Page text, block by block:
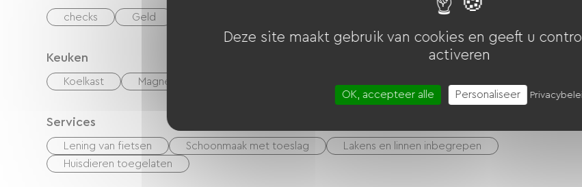
checks Geld
Keuken
Koelkast Magnetron
Services
Lening van fietsen Schoonmaak met toeslag
Lakens en linnen inbegrepen
Huisdieren toegelaten
Deze site maakt gebruik van cookies en geeft u
activeren
OK, accepteer alle Personaliseer